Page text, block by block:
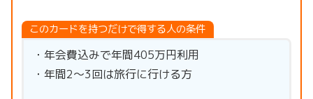
このカードを持つだけで得する人の条件
・年会費込みで年間405万円利用
・年間2〜3回は旅行に行ける方